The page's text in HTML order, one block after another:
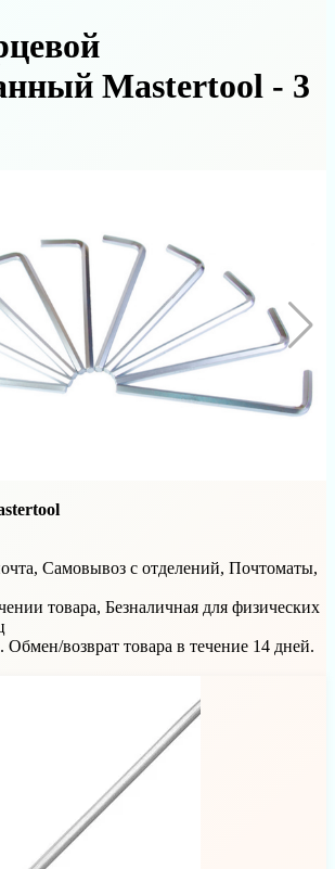
Mastertool - 3
Самовывоз с отделений, Почтоматы,
товара, Безналичная для физических
Обмен/возврат товара в течение 14 дней.